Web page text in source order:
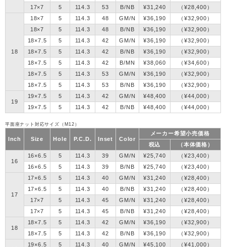
17×7
5 114.3 53 B/NB ¥31,240 （¥28,400）
18
18×7 5 114.3 48 GM/N ¥36,190
（¥32,900）
18×7
5 114.3 48 B/NB ¥36,190
（¥32,900）
18×7.5
5 114.3 42 GM/N ¥36,190
（¥32,900）
18×7.5
5 114.3 42 B/NB ¥36,190
（¥32,900）
18×7.5
5 114.3 42 B/MN ¥38,060
（¥34,600）
18×7.5
5 114.3 53 GM/N ¥36,190
（¥32,900）
18×7.5
5 114.3 53 B/NB ¥36,190 （¥32,900）
19
19×7.5 5 114.3 42 GM/N ¥48,400
（¥44,000）
19×7.5
5 114.3 42 B/NB ¥48,400 （¥44,000）
平面座ナット対応サイズ（M12）
Inch Size Hole P.C.D. Inset Color
メーカー希望小売価格
税込
（本体価格）
16
16×6.5 5 114.3 39 GM/N ¥25,740
（¥23,400）
16×6.5
5 114.3 39 B/NB ¥25,740 （¥23,400）
17
17×6.5 5 114.3 40 GM/N ¥31,240
（¥28,400）
17×6.5
5 114.3 40 B/NB ¥31,240
（¥28,400）
17×7
5 114.3 45 GM/N ¥31,240
（¥28,400）
17×7
5 114.3 45 B/NB ¥31,240 （¥28,400）
18
18×7.5 5 114.3 42 GM/N ¥36,190
（¥32,900）
18×7.5
5 114.3 42 B/NB ¥36,190 （¥32,900）
19×6.5 5 114.3 40 GM/N ¥45,100
（¥41,000）